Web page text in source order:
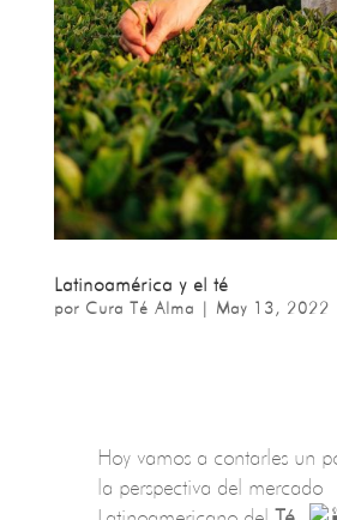
Latinoamérica y el té
por Cura Té Alma | May 13, 2022
Hoy vamos a contarles un
la perspectiva del mercado